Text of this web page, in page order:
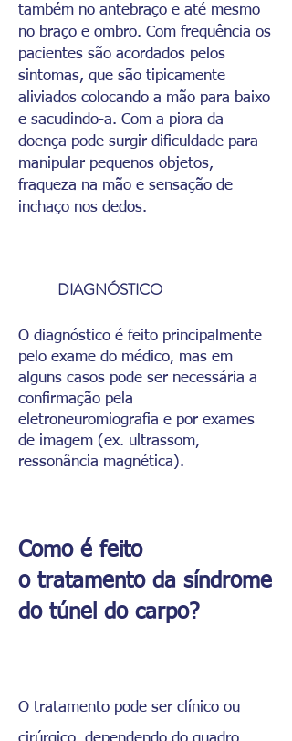
também no antebraço e até mesmo
no braço e ombro. Com frequência os
pacientes são acordados pelos
sintomas, que são tipicamente
aliviados colocando a mão para baixo
e sacudindo-a. Com a piora da
doença pode surgir dificuldade para
manipular pequenos objetos,
fraqueza na mão e sensação de
inchaço nos dedos.
DIAGNÓSTICO
O diagnóstico é feito principalmente
pelo exame do médico, mas em
alguns casos pode ser necessária a
confirmação pela
eletroneuromiografia e por exames
de imagem (ex. ultrassom,
ressonância magnética).
Como é feito
o tratamento da síndrome
do túnel do carpo?
O tratamento pode ser clínico ou